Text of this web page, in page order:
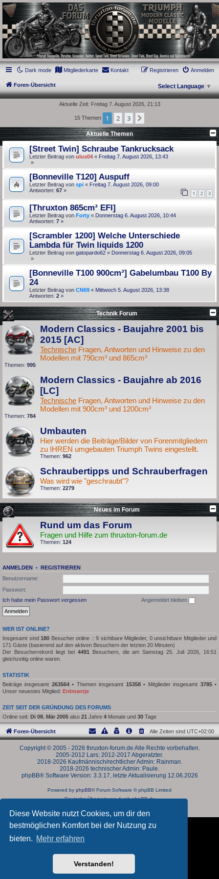
Diese Website nutzt Cookies, um dir den
bestmöglichen Komfort bei der Nutzung zu
bieten. Mehr erfahren
Verstanden!
thruxton-forum.de
DAS FORUM! Alles rund um die Triumph Modern Classic Modelle. Das Forum für
die New Bonneville Baureihen ab BJ 2001. Triumph Bonneville, Thruxton,
Scrambler, Bobber, Speed Twin, Street Scrambler, Street Twin, Street Cup, America
und Speedmaster.
Dark mode
Mitgliederkarte Kontakt Anmelden
Registrieren
Foren-Übersicht Select Language ▼
Aktuelle Zeit: Freitag 7. August 2026, 21:13
15 Themen 1 2 3
Aktuelle Themen
[Street Twin] Schraube Tankrucksack
Letzter Beitrag von ulus04 « Freitag 7. August 2026, 13:43
»
[Bonneville T120] Auspuff
Letzter Beitrag von spi « Freitag 7. August 2026, 09:00
Antworten: 67 1 2 3
»
[Thruxton 865cm³ EFI]
Letzter Beitrag von Forty « Donnerstag 6. August 2026, 10:44
Antworten: 7 »
[Scrambler 1200] Welche Unterschiede
Lambda für Twin liquids 1200
Letzter Beitrag von gatopardo62 « Donnerstag 6. August 2026, 09:05
»
[Bonneville T100 900cm³] Gabelumbau T100 By
24
Letzter Beitrag von CN69 « Mittwoch 5. August 2026, 13:38
Antworten: 2 »
Technik Forum
Modern Classics - Baujahre 2001 bis
2015 [AC]
Technische Fragen, Antworten und Hinweise zu den
Modellen mit 790cm³ und 865cm³
Themen: 995
Modern Classics - Baujahre ab 2016
[LC]
Technische Fragen, Antworten und Hinweise zu den
Modellen mit 900cm³ und 1200cm³
Themen: 784
Umbauten
Hier werden die Beiträge/Bilder von Forenmitgliedern
zu IHREN umgebauten Triumph Twins eingestellt.
Themen: 962
Schraubertipps und Schrauberfragen
Was wird wie "geschraubt"?
Themen: 2279
Neues im Forum
Rund um das Forum
Fragen und Hilfe zum thruxton-forum.de
Themen: 124
ANMELDEN • REGISTRIEREN
Benutzername:
Passwort:
Ich habe mein Passwort vergessen
Angemeldet bleiben
WER IST ONLINE?
Insgesamt sind 180 Besucher online :: 9 sichtbare Mitglieder, 0 unsichtbare Mitglieder und
171 Gäste (basierend auf den aktiven Besuchern der letzten 20 Minuten)
Der Besucherrekord liegt bei 4491 Besuchern, die am Samstag 25. Juli 2026, 16:51
gleichzeitig online waren.
STATISTIK
Beiträge insgesamt 263564• Themen insgesamt 15358• Mitglieder insgesamt 3785•
Unser neuestes Mitglied: Erdmantje
ZEIT SEIT DER GRÜNDUNG DES FORUMS
Online seit: Di 08. Mär 2005 also 21 Jahre 4 Monate und 30 Tage
Foren-Übersicht Alle Zeiten sind UTC+02:00
Copyright © 2005 - 2026 thruxton-forum.de Alle Rechte vorbehalten.
2005-2012 Lars; 2012-2017 Abgeratzter.
2018-2026 Kaufmännisch/rechtlicher Admin: Rainman.
2018-2026 technischer Admin: Paule.
phpBB® Software Version: 3.3.17, letzte Aktualisierung 12.06.2026
Powered by phpBB® Forum Software © phpBB Limited
Deutsche Übersetzung durchphpBB.de